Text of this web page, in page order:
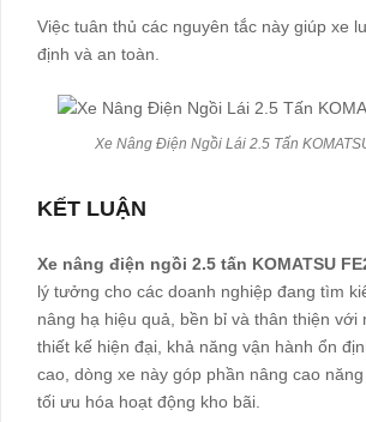
Việc tuân thủ các nguyên tắc này giúp xe
định và an toàn.
Xe Nâng Điện Ngồi Lái 2.5 Tấn
KẾT LUẬN
Xe nâng điện ngồi 2.5 tấn KOMATSU
lý tưởng cho các doanh nghiệp đang tìm
nâng hạ hiệu quả, bền bỉ và thân thiện với
thiết kế hiện đại, khả năng vận hành ổn
cao, dòng xe này góp phần nâng cao
tối ưu hóa hoạt động kho bãi.